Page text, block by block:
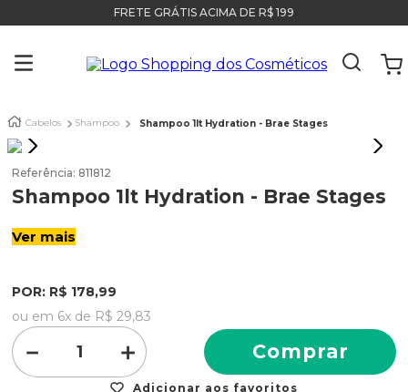
FRETE GRÁTIS ACIMA DE R$ 199
Cabelos Shampoo Shampoo 1lt Hydration - Brae Stages
Referência: 811812
Shampoo 1lt Hydration - Brae Stages
Ver mais
POR: R$ 178,99
ou em 6x de R$ 29,83
＋
－ Comprar